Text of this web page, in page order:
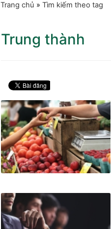
Trang chủ » Tìm kiếm theo tag
Trung thành